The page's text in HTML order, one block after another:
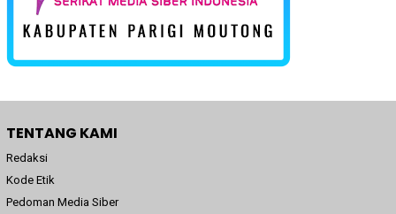
TENTANG KAMI
Redaksi
Kode Etik
Pedoman Media Siber